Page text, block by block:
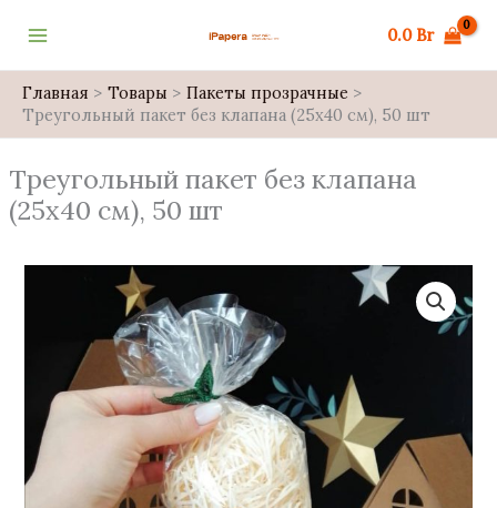
0.0 Br
Главная Товары
Пакеты прозрачные
Треугольный пакет без клапана (25х40 см), 50 шт
Треугольный пакет без клапана
(25х40 см), 50 шт